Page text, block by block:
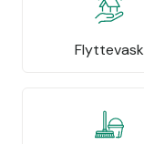
Flyttevask